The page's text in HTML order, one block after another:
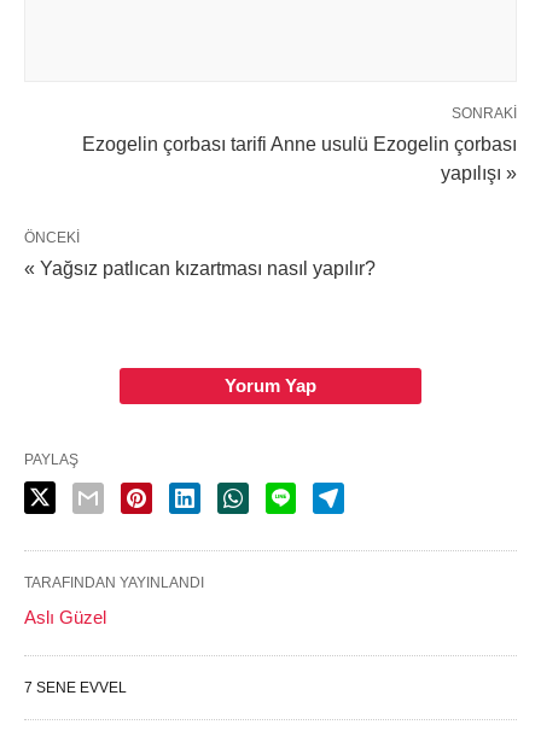
SONRAKI
Ezogelin çorbası tarifi Anne usulü Ezogelin çorbası
yapılışı »
ÖNCEKI
« Yağsız patlıcan kızartması nasıl yapılır?
Yorum Yap
PAYLAŞ
TARAFINDAN YAYINLANDI
Aslı Güzel
7 SENE EVVEL